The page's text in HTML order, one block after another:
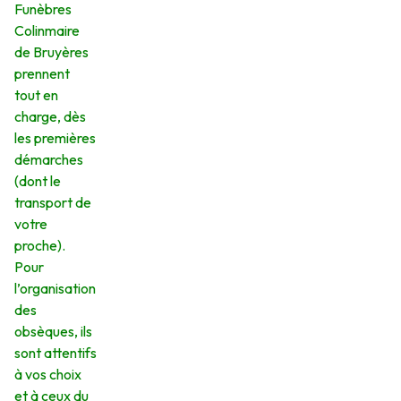
Funèbres
Colinmaire
de Bruyères
prennent
tout en
charge, dès
les premières
démarches
(dont le
transport de
votre
proche).
Pour
l’organisation
des
obsèques, ils
sont attentifs
à vos choix
et à ceux du